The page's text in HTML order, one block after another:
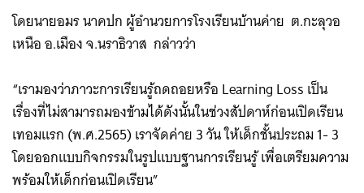
โดยนายอมร นาคปก ผู้อำนวยการโรงเรียนบ้านค่าย ต.กะลุวอ
เหนือ อ.เมือง จ.นราธิวาส กล่าวว่า
“เรามองว่าภาวะการเรียนรู้ถดถอยหรือ Learning Loss เป็น
เรื่องที่ไม่สามารถมองข้ามได้ดังนั้นในช่วงสัปดาห์ก่อนเปิดเรียน
เทอมแรก (พ.ศ.2565) เราจัดค่าย 3 วัน ให้เด็กชั้นประถม 1- 3
โดยออกแบบกิจกรรมในรูปแบบฐานการเรียนรู้ เพื่อเตรียมความ
พร้อมให้เด็กก่อนเปิดเรียน”